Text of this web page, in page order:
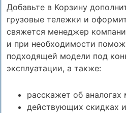
Добавьте в Корзину
грузовые тележки и
свяжется менеджер
и при необходимости
подходящей модели под
эксплуатации, а также:
расскажет об
действующих скидках